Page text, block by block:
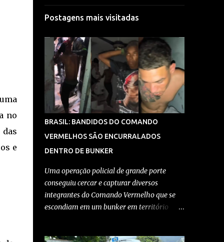
no
e
Postagens mais visitadas
BRASIL: BANDIDOS DO COMANDO
VERMELHOS SÃO ENCURRALADOS
DENTRO DE BUNKER
Uma operação policial de grande porte
conseguiu cercar e capturar diversos
integrantes do Comando Vermelho que se
escondiam em um bunker em território